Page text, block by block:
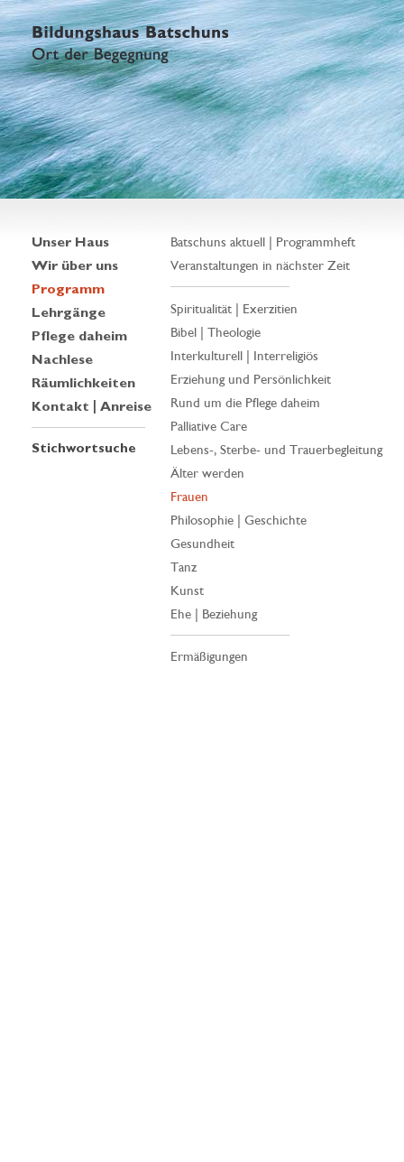
Unser Haus
Wir über uns
Programm
Lehrgänge
Pflege daheim
Nachlese
Räumlichkeiten
Kontakt | Anreise
Stichwortsuche
Batschuns aktuell | Programmheft
Veranstaltungen in nächster Zeit
Spiritualität | Exerzitien
Bibel | Theologie
Interkulturell | Interreligiös
Erziehung und Persönlichkeit
Rund um die Pflege daheim
Palliative Care
Lebens-, Sterbe- und Trauerbegleitung
Älter werden
Frauen
Philosophie | Geschichte
Gesundheit
Tanz
Kunst
Ehe | Beziehung
Ermäßigungen